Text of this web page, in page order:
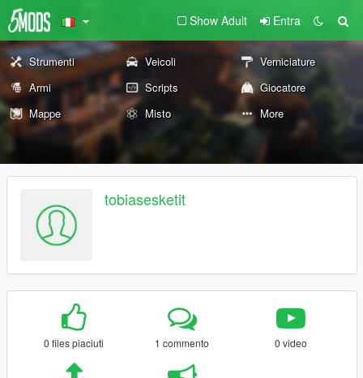
Show Adult Entra
Strumenti Veicoli
Verniciature
Armi
Scripts
Giocatore
Mappe
Misto More
tobiasesketit
0 files piaciuti 1 commento 0 video